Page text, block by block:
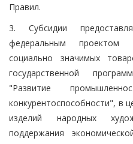
Правил.
3. Субсидии
федеральным проектом
социально значимых
государственной
"Развитие
конкурентоспособности", в
изделий народных
поддержания